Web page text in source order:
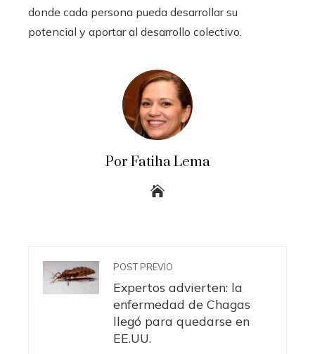
donde cada persona pueda desarrollar su
potencial y aportar al desarrollo colectivo.
Por Fatiha Lema
POST PREVIO
Expertos advierten: la
enfermedad de Chagas
llegó para quedarse en
EE.UU.